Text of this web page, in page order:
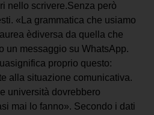
nello scrivere.Senza però
«La grammatica che usiamo
èdiversa da quella che
un messaggio su WhatsApp.
proprio questo:
alla situazione comunicativa.
università dovrebbero
mai lo fanno». Secondo i dati